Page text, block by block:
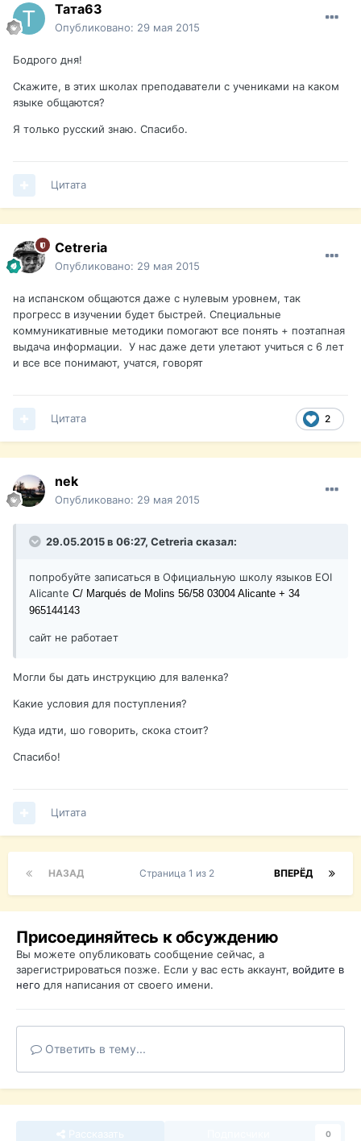
Тата63
Опубликовано: 29 мая 2015
Бодрого дня!
Скажите, в этих школах преподаватели с учениками на каком
языке общаются?
Я только русский знаю. Спасибо.
Цитата
Cetreria
Опубликовано: 29 мая 2015
на испанском общаются даже с нулевым уровнем, так
прогресс в изучении будет быстрей. Специальные
коммуникативные методики помогают все понять + поэтапная
выдача информации. У нас даже дети улетают учиться с 6 лет
и все все понимают, учатся, говорят
2
Цитата
nek
Опубликовано: 29 мая 2015
29.05.2015 в 06:27, Cetreria сказал:
попробуйте записаться в Официальную школу языков EOI
Alicante C/ Marqués de Molins 56/58 03004 Alicante + 34
965144143
сайт не работает
Могли бы дать инструкцию для валенка?
Какие условия для поступления?
Куда идти, шо говорить, скока стоит?
Спасибо!
Цитата
НАЗАД ВПЕРЁД
Страница 1 из 2
Присоединяйтесь к обсуждению
Вы можете опубликовать сообщение сейчас, а
зарегистрироваться позже. Если у вас есть аккаунт, войдите в
него для написания от своего имени.
Ответить в тему...
0